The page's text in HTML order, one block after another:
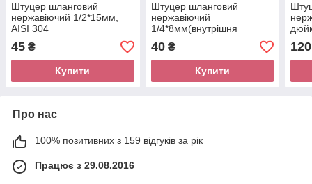
Штуцер шланговий
нержавіючий 1/2*15мм,
AISI 304
45 ₴
Купити
Штуцер шланговий
нержавіючий
1/4*8мм(внутрішня
різьба), AISI 304
40₴
Купити
120
Про нас
100% позитивних з 159 відгуків за рік
Працює з 29.08.2016